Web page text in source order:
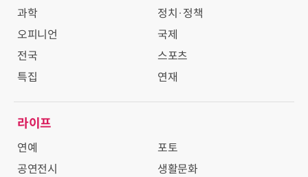
과학
정치·정책
오피니언
국제
전국
스포츠
특집
연재
라이프
연예
포토
공연전시
생활문화